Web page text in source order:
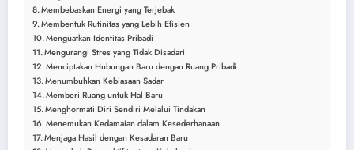
Membebaskan Energi yang Terjebak
Membentuk Rutinitas yang Lebih Efisien
Menguatkan Identitas Pribadi
Mengurangi Stres yang Tidak Disadari
Menciptakan Hubungan Baru dengan Ruang Pribadi
Menumbuhkan Kebiasaan Sadar
Memberi Ruang untuk Hal Baru
Menghormati Diri Sendiri Melalui Tindakan
Menemukan Kedamaian dalam Kesederhanaan
Menjaga Hasil dengan Kesadaran Baru